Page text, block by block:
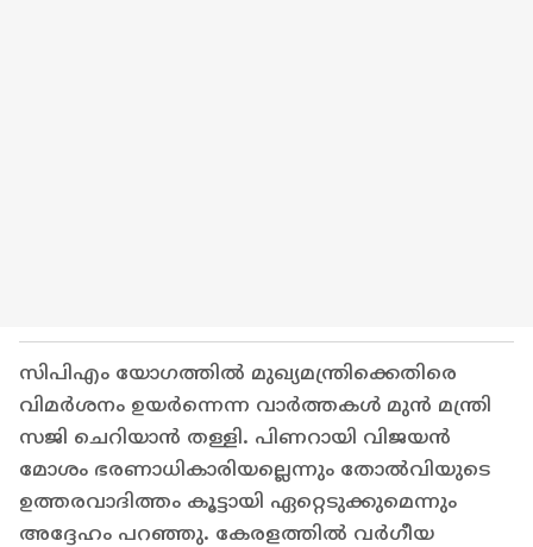
സിപിഎം യോഗത്തിൽ മുഖ്യമന്ത്രിക്കെതിരെ
വിമർശനം ഉയർന്നെന്ന വാർത്തകൾ മുൻ മന്ത്രി
സജി ചെറിയാൻ തള്ളി. പിണറായി വിജയൻ
മോശം ഭരണാധികാരിയല്ലെന്നും തോൽവിയുടെ
ഉത്തരവാദിത്തം കൂട്ടായി ഏറ്റെടുക്കുമെന്നും
അദ്ദേഹം പറഞ്ഞു. കേരളത്തിൽ വർഗീയ